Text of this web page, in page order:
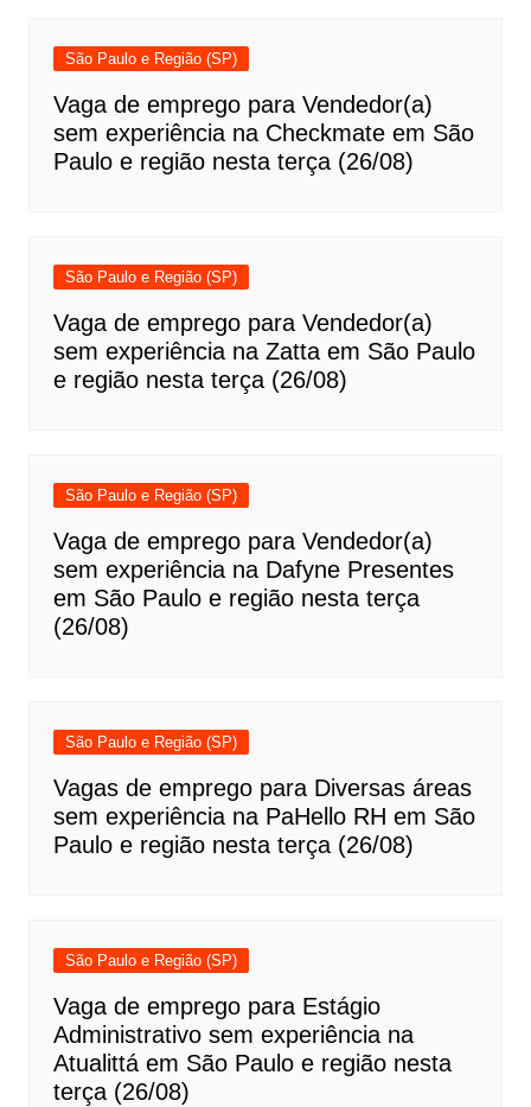
São Paulo e Região (SP)
Vaga de emprego para Vendedor(a)
sem experiência na Checkmate em São
Paulo e região nesta terça (26/08)
São Paulo e Região (SP)
Vaga de emprego para Vendedor(a)
sem experiência na Zatta em São Paulo
e região nesta terça (26/08)
São Paulo e Região (SP)
Vaga de emprego para Vendedor(a)
sem experiência na Dafyne Presentes
em São Paulo e região nesta terça
(26/08)
São Paulo e Região (SP)
Vagas de emprego para Diversas áreas
sem experiência na PaHello RH em São
Paulo e região nesta terça (26/08)
São Paulo e Região (SP)
Vaga de emprego para Estágio
Administrativo sem experiência na
Atualittá em São Paulo e região nesta
terça (26/08)